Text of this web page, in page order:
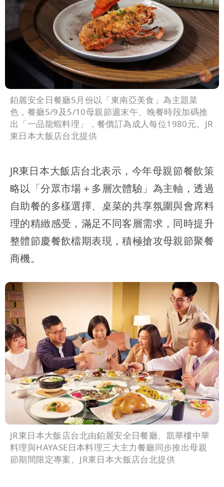
鉑麗安全日餐廳5月份以「東南亞美食」為主題菜
色，餐廳5/9及5/10母親節週末午、晚餐時段加碼推
出「一品龍蝦料理」，餐價訂為成人每位1980元。JR
東日本大飯店台北提供
JR東日本大飯店台北表示，今年母親節餐飲策
略以「分眾市場＋多層次體驗」為主軸，透過
自助餐的多樣選擇、桌菜的共享氛圍與會席料
理的精緻感受，滿足不同客層需求，同時提升
整體節慶餐飲檔期表現，積極搶攻母親節聚餐
商機。
JR東日本大飯店台北由鉑麗安全日餐廳、凱華樓中華
料理與HAYASE日本料理三大主力餐廳同步推出母親
節期間限定專案。JR東日本大飯店台北提供